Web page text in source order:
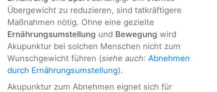
Übergewicht zu reduzieren, sind tatkräftigere
Maßnahmen nötig. Ohne eine gezielte
Ernährungsumstellung und Bewegung wird
Akupunktur bei solchen Menschen nicht zum
Wunschgewicht führen (siehe auch: Abnehmen
durch Ernährungsumstellung).
Akupunktur zum Abnehmen eignet sich für